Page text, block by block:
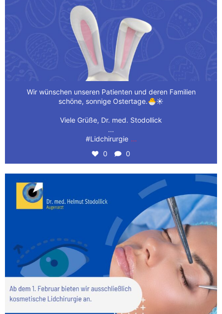
Wir wünschen unseren Patienten und deren Familien
schöne, sonnige Ostertage.🐣☀️
Viele Grüße, Dr. med. Stodollick
...
#Lidchirurgie ...
0 0
👁️ Wir haben aufregende Neuigkeiten für Sie! Ab
1